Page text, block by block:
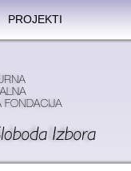
PROJEKTI